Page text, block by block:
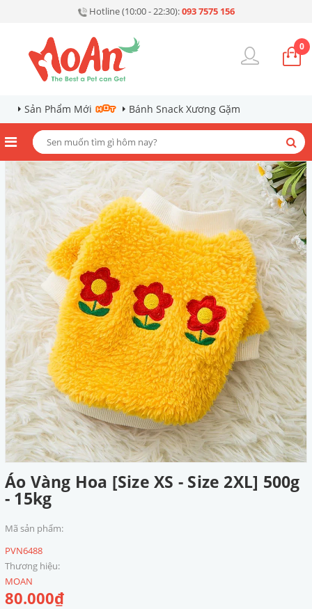
Hotline (10:00 - 22:30):093 7575 156
0
Sản Phẩm Mới Bánh Snack Xương Gặm
Áo Vàng Hoa [Size XS - Size 2XL] 500g
- 15kg
Mã sản phẩm:
PVN6488
Thương hiệu:
MOAN
80.000₫